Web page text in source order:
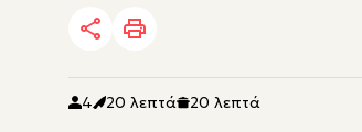
4 20 λεπτά 20 λεπτά